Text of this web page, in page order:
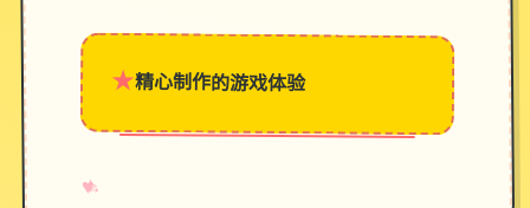
★精心制作的游戏体验
♥
✧
→